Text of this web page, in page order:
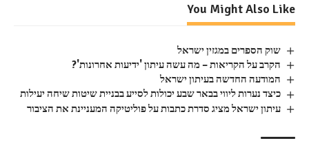
You Might Also Like
שוק הספרים במגזין ישראל
הקרב על הקריאות – מה עשה עיתון 'ידיעות אחרונות'?
המודעה החדשה בעיתון ישראל
כיצד נערות ליווי בבאר שבע יכולות לסייע בבניית שיטות שיחה יעילות
עיתון ישראל מציג סדרת כתבות על פוליטיקה המעניינת את הציבור